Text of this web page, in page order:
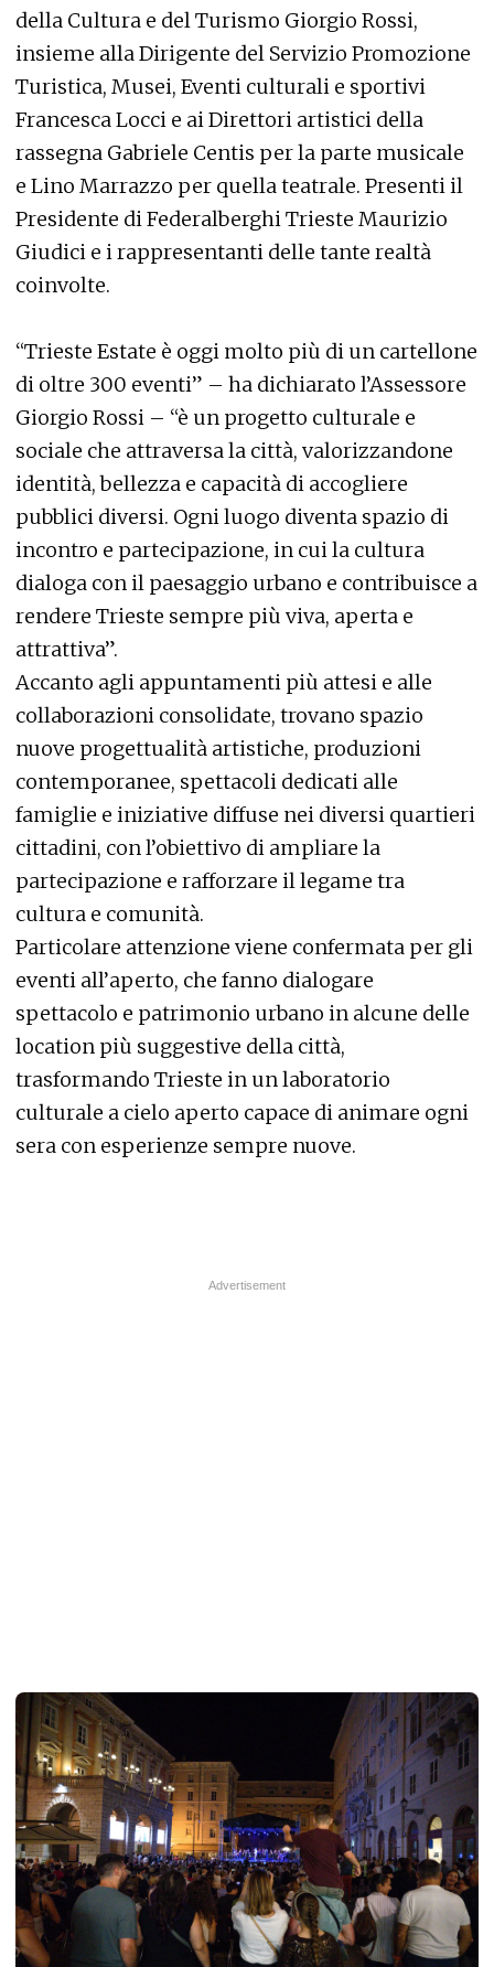
della Cultura e del Turismo Giorgio Rossi,
insieme alla Dirigente del Servizio Promozione
Turistica, Musei, Eventi culturali e sportivi
Francesca Locci e ai Direttori artistici della
rassegna Gabriele Centis per la parte musicale
e Lino Marrazzo per quella teatrale. Presenti il
Presidente di Federalberghi Trieste Maurizio
Giudici e i rappresentanti delle tante realtà
coinvolte.
“Trieste Estate è oggi molto più di un cartellone
di oltre 300 eventi” – ha dichiarato l’Assessore
Giorgio Rossi – “è un progetto culturale e
sociale che attraversa la città, valorizzandone
identità, bellezza e capacità di accogliere
pubblici diversi. Ogni luogo diventa spazio di
incontro e partecipazione, in cui la cultura
dialoga con il paesaggio urbano e contribuisce a
rendere Trieste sempre più viva, aperta e
attrattiva”.
Accanto agli appuntamenti più attesi e alle
collaborazioni consolidate, trovano spazio
nuove progettualità artistiche, produzioni
contemporanee, spettacoli dedicati alle
famiglie e iniziative diffuse nei diversi quartieri
cittadini, con l’obiettivo di ampliare la
partecipazione e rafforzare il legame tra
cultura e comunità.
Particolare attenzione viene confermata per gli
eventi all’aperto, che fanno dialogare
spettacolo e patrimonio urbano in alcune delle
location più suggestive della città,
trasformando Trieste in un laboratorio
culturale a cielo aperto capace di animare ogni
sera con esperienze sempre nuove.